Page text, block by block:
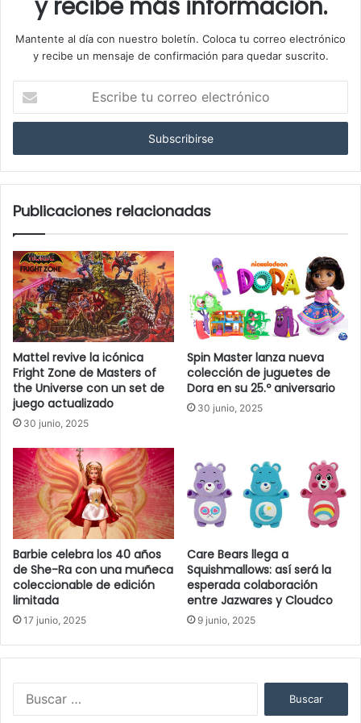
y recibe más información.
Mantente al día con nuestro boletín. Coloca tu correo electrónico
y recibe un mensaje de confirmación para quedar suscrito.
c
i
b
t
c
o
r
r
e
o
e
l
e
c
t
r
ó
n
i
c
o
Publicaciones relacionadas
Mattel revive la icónica
Fright Zone de Masters of
the Universe con un set de
juego actualizado
30 junio, 2025
Spin Master lanza nueva
colección de juguetes de
Dora en su 25.º aniversario
30 junio, 2025
Barbie celebra los 40 años
de She-Ra con una muñeca
coleccionable de edición
limitada
17 junio, 2025
Care Bears llega a
Squishmallows: así será la
esperada colaboración
entre Jazwares y Cloudco
9 junio, 2025